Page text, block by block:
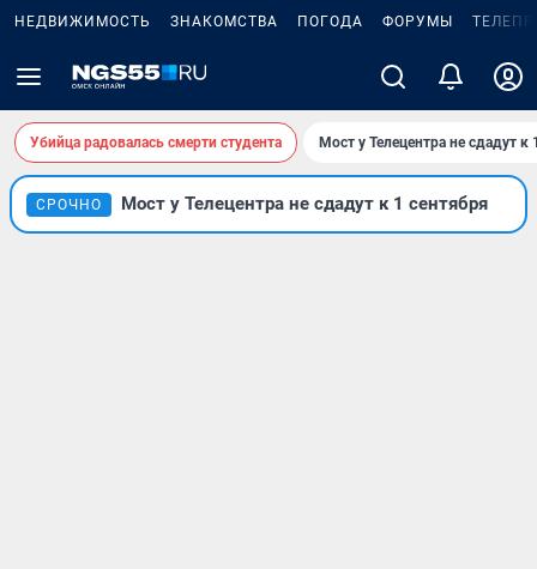
НЕДВИЖИМОСТЬ ЗНАКОМСТВА ПОГОДА ФОРУМЫ
Убийца радовалась смерти студента Мост у Телецентра не сдадут к
СРОЧНО Мост у Телецентра не сдадут к 1 сентября